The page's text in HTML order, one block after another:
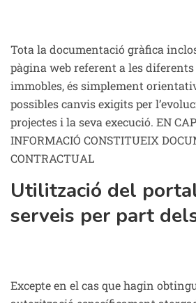
Tota la documentació gràfica
pàgina web referent a les
immobles, és simplement
possibles canvis exigits per
projectes i la seva execució. EN
INFORMACIÓ CONSTITUEIX
CONTRACTUAL
Utilització del
serveis per part
Excepte en el cas que hagin